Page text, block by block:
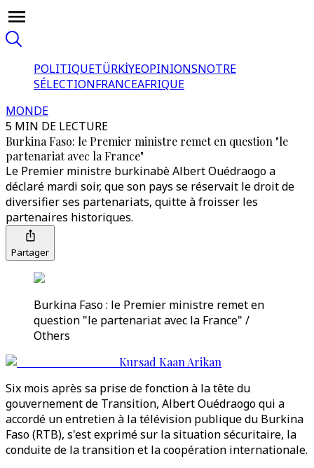
POLITIQUETÜRKİYEOPINIONSNOTRE
SÉLECTIONFRANCEAFRIQUE
MONDE
5 MIN DE LECTURE
Burkina Faso: le Premier ministre remet en question "le
partenariat avec la France"
Le Premier ministre burkinabè Albert Ouédraogo a
déclaré mardi soir, que son pays se réservait le droit de
diversifier ses partenariats, quitte à froisser les
partenaires historiques.
Partager
Burkina Faso : le Premier ministre remet en
question "le partenariat avec la France" /
Others
Kursad Kaan Arikan
Six mois après sa prise de fonction à la tête du
gouvernement de Transition, Albert Ouédraogo qui a
accordé un entretien à la télévision publique du Burkina
Faso (RTB), s'est exprimé sur la situation sécuritaire, la
conduite de la transition et la coopération internationale.